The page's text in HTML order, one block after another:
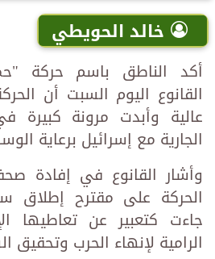
خالد الحويطي
أكد الناطق باسم حركة
القانوع اليوم السبت أن
عالية وأبدت مرونة كبيرة
الجارية مع إسرائيل برعاية
وأشار القانوع في إفادة
الحركة على مقترح إطلاق
جاءت كتعبير عن تعاطيها
الرامية لإنهاء الحرب وتحقيق